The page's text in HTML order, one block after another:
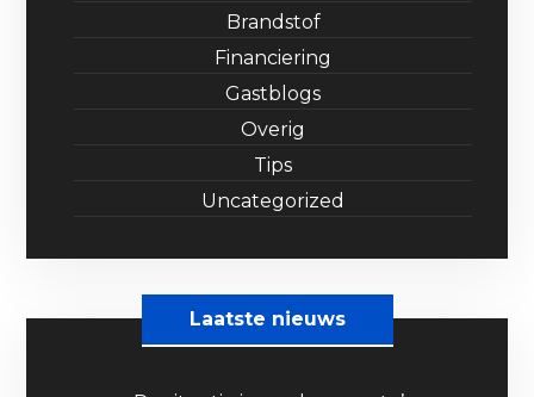
Brandstof
Financiering
Gastblogs
Overig
Tips
Uncategorized
Laatste nieuws